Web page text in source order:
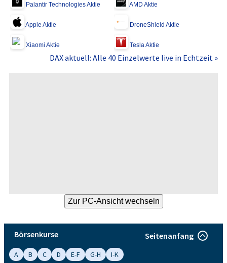
Palantir Technologies Aktie AMD Aktie
Apple Aktie DroneShield Aktie
Xiaomi Aktie Tesla Aktie
DAX aktuell: Alle 40 Einzelwerte live in Echtzeit »
Börsenkurse Seitenanfang
A B C D E-F G-H
I-K